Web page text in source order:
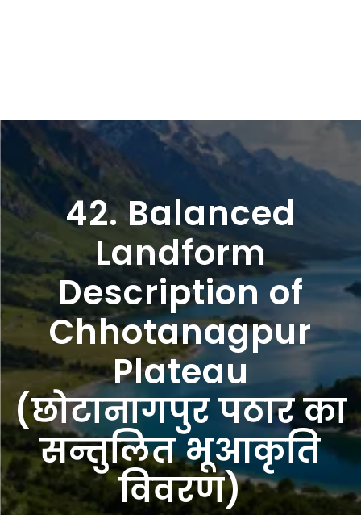
42. Balanced
Landform
Description of
Chhotanagpur
Plateau
(छोटानागपुर पठार का
सन्तुलित भूआकृति
विवरण)